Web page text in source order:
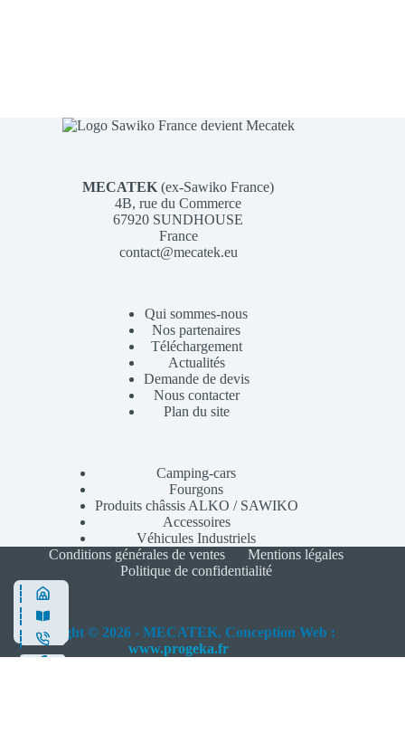
MECATEK (ex-Sawiko France)
4B, rue du Commerce
67920 SUNDHOUSE
France
contact@mecatek.eu
Qui sommes-nous
Nos partenaires
Téléchargement
Actualités
Demande de devis
Nous contacter
Plan du site
Camping-cars
Fourgons
Produits châssis ALKO / SAWIKO
Accessoires
Véhicules Industriels
Conditions générales de ventes
Mentions légales
Politique de confidentialité
Copyright © 2026 - MECATEK. Conception Web :
www.progeka.fr